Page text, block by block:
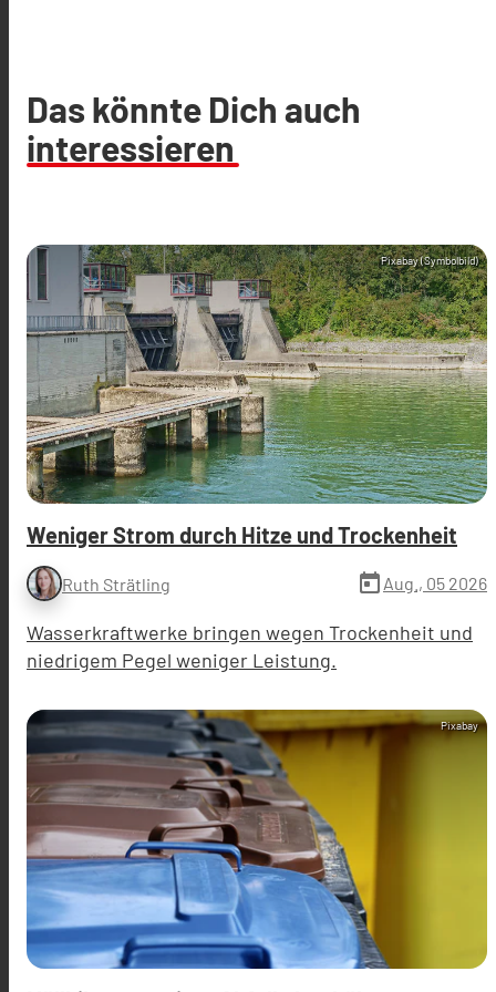
Das könnte Dich auch
interessieren
Pixabay (Symbolbild)
Weniger Strom durch Hitze und Trockenheit
Ruth Strätling today Aug., 05 2026
Wasserkraftwerke bringen wegen Trockenheit und
niedrigem Pegel weniger Leistung.
Pixabay